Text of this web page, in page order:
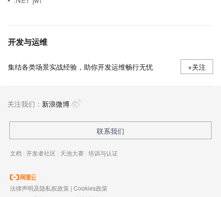
开发与运维
集结各类场景实战经验，助你开发运维畅行无忧 +关注
关注我们： 新浪微博
联系我们
文档 | 开发者社区 | 天池大赛 | 培训与认证
法律声明及隐私权政策 | Cookies政策